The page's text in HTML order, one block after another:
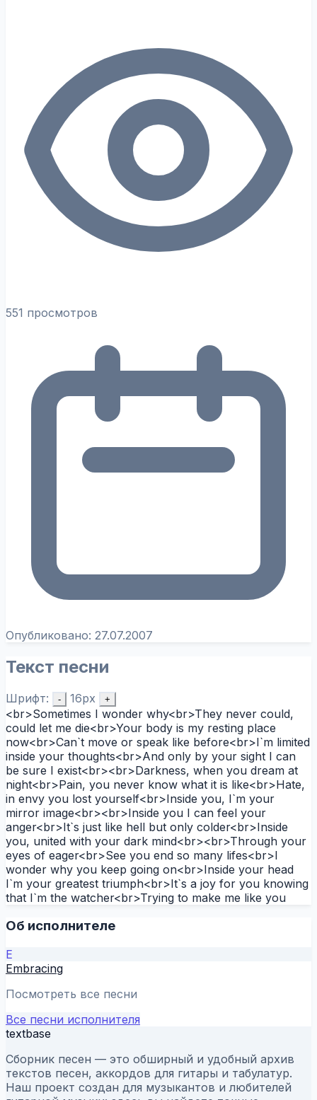
551 просмотров
Опубликовано: 27.07.2007
Текст песни
Шрифт: - 16px +
<br>Sometimes I wonder why<br>They never could,
could let me die<br>Your body is my resting place
now<br>Can`t move or speak like before<br>I`m limited
inside your thoughts<br>And only by your sight I can
be sure I exist<br><br>Darkness, when you dream at
night<br>Pain, you never know what it is like<br>Hate,
in envy you lost yourself<br>Inside you, I`m your
mirror image<br><br>Inside you I can feel your
anger<br>It`s just like hell but only colder<br>Inside
you, united with your dark mind<br><br>Through your
eyes of eager<br>See you end so many lifes<br>I
wonder why you keep going on<br>Inside your head
I`m your greatest triumph<br>It`s a joy for you knowing
that I`m the watcher<br>Trying to make me like you
Об исполнителе
E
Embracing
Посмотреть все песни
Все песни исполнителя
textbase
Сборник песен — это обширный и удобный архив
текстов песен, аккордов для гитары и табулатур.
Наш проект создан для музыкантов и любителей